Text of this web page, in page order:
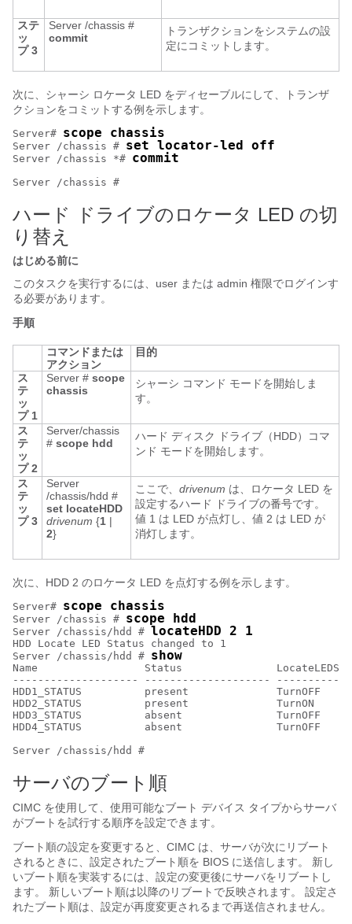
ステ
ッ
プ 3
Server /chassis #
commit
トランザクションをシステムの設
定にコミットします。
次に、シャーシ ロケータ LED をディセーブルにして、トランザ
クションをコミットする例を示します。
Server# scope chassis
Server /chassis # set locator-led off
Server /chassis *# commit
ハード ドライブのロケータ LED の切
り替え
はじめる前に
このタスクを実行するには、user または admin 権限でログインす
る必要があります。
手順
コマンドまたは
アクション
目的
ス
テ
ッ
プ 1
Server # scope
chassis
シャーシ コマンド モードを開始しま
す。
ス
テ
ッ
プ 2
Server/chassis
# scope hdd
ハード ディスク ドライブ（HDD）コマ
ンド モードを開始します。
ス
テ
ッ
プ 3
Server
/chassis/hdd #
set locateHDD
drivenum {1 |
2}
ここで、 drivenum は、ロケータ LED を
設定するハード ドライブの番号です。
値 1 は LED が点灯し、値 2 は LED が
消灯します。
次に、HDD 2 のロケータ LED を点灯する例を示します。
Server# scope chassis
Server /chassis # scope hdd
Server /chassis/hdd # locateHDD 2 1
HDD Locate LED Status changed to 1
Server /chassis/hdd # show
Name                 Status
-------------------- --------------------
HDD1_STATUS          present
HDD2_STATUS          present
HDD3_STATUS          absent
HDD4_STATUS          absent
サーバのブート順
CIMC を使用して、使用可能なブート デバイス タイプからサーバ
がブートを試行する順序を設定できます。
ブート順の設定を変更すると、CIMC は、サーバが次にリブート
されるときに、設定されたブート順を BIOS に送信します。 新し
いブート順を実装するには、設定の変更後にサーバをリブートし
ます。 新しいブート順は以降のリブートで反映されます。 設定さ
れたブート順は、設定が再度変更されるまで再送信されません。